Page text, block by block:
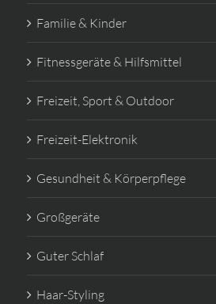
Familie & Kinder
Fitnessgeräte & Hilfsmittel
Freizeit, Sport & Outdoor
Freizeit-Elektronik
Gesundheit & Körperpflege
Großgeräte
Guter Schlaf
Haar-Styling